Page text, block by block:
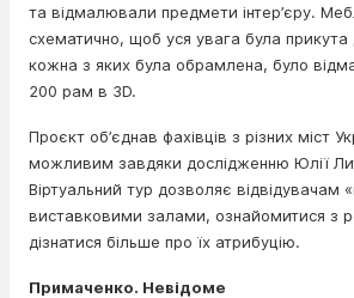
та відмалювали предмети інтер’єру.
схематично, щоб уся увага була
кожна з яких була обрамлена, було
200 рам в 3D.
Проєкт об’єднав фахівців з різних міст
можливим завдяки дослідженню Юлії
Віртуальний тур дозволяє відвідувачам
виставковими залами, ознайомитися з
дізнатися більше про їх атрибуцію.
Примаченко. Невідоме